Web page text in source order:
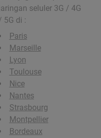
seluler 3G / 4G
5G di :
Paris
Marseille
Lyon
Toulouse
Nice
Nantes
Strasbourg
Montpellier
Bordeaux